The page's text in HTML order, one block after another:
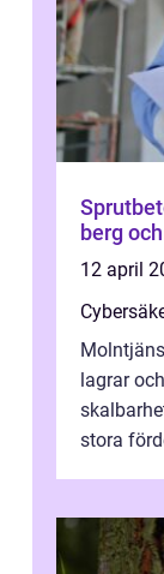
berg
12 april
lagrar
stora